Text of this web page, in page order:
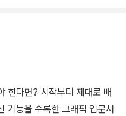
부합하는 교육 및 콘텐츠 제작
한다면? 시작부터 제대로 배
능을 수록한 그래픽 입문서